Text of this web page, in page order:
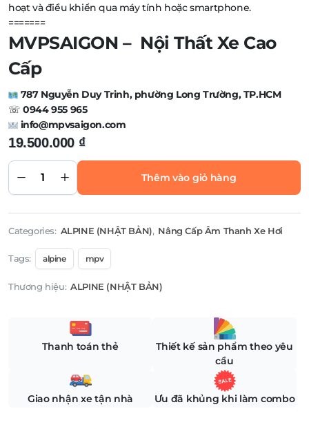
hoạt và điều khiển qua máy tính hoặc smartphone.
=======
MVPSAIGON – Nội Thất Xe Cao
Cấp
787 Nguyễn Duy Trinh, phường Long Trường, TP.HCM
☏0944 955 965
info@mpvsaigon.com
19.500.000 ₫
LOA
ALPINE
PXE
DSP 10
tích
hợp 8
AMP Hi-
quantity
Thêm vào giỏ hàng
Categories: ALPINE (NHẬT BẢN), Nâng Cấp Âm Thanh Xe Hơi
Tags: alpine mpv
Thương hiệu: ALPINE (NHẬT BẢN)
Thanh toán thẻ
Thiết kế sản phẩm theo yêu
cầu
Giao nhận xe tận nhà Ưu đã khủng khi làm combo